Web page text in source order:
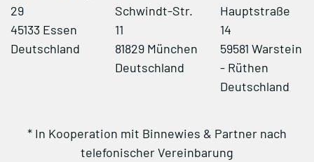
29
45133 Essen
Deutschland
Schwindt-Str.
11
81829 München
Deutschland
Hauptstraße
14
59581 Warstein
- Rüthen
Deutschland
* In Kooperation mit Binnewies & Partner nach
telefonischer Vereinbarung